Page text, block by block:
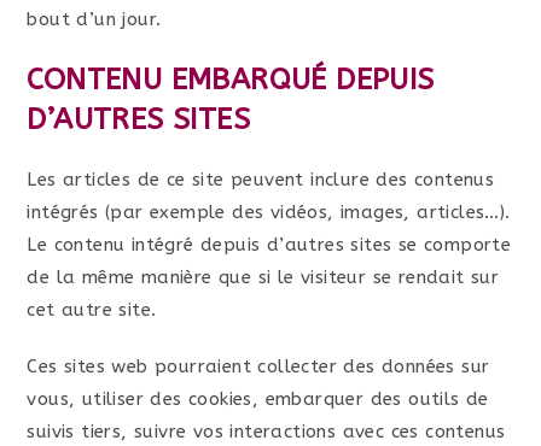
bout d’un jour.
CONTENU EMBARQUÉ DEPUIS
D’AUTRES SITES
Les articles de ce site peuvent inclure des contenus
intégrés (par exemple des vidéos, images, articles…).
Le contenu intégré depuis d’autres sites se comporte
de la même manière que si le visiteur se rendait sur
cet autre site.
Ces sites web pourraient collecter des données sur
vous, utiliser des cookies, embarquer des outils de
suivis tiers, suivre vos interactions avec ces contenus